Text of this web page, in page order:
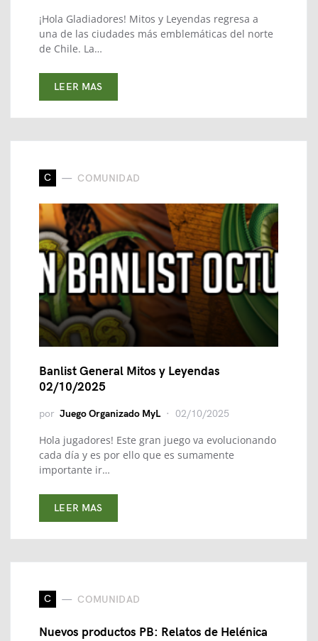
¡Hola Gladiadores! Mitos y Leyendas regresa a
una de las ciudades más emblemáticas del norte
de Chile. La…
LEER MAS
C COMUNIDAD
Banlist General Mitos y Leyendas
02/10/2025
por Juego Organizado MyL 02/10/2025
Hola jugadores! Este gran juego va evolucionando
cada día y es por ello que es sumamente
importante ir…
LEER MAS
C COMUNIDAD
Nuevos productos PB: Relatos de Helénica